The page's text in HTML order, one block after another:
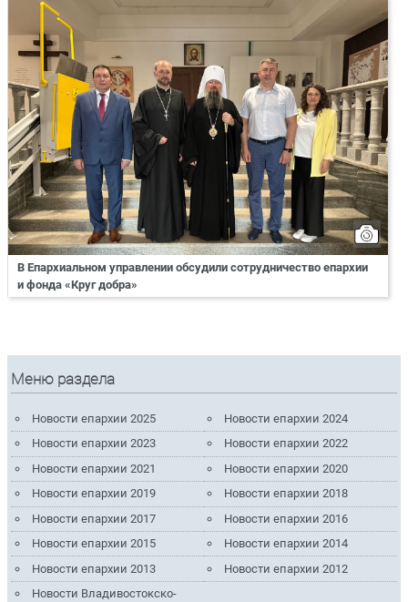
В Епархиальном управлении обсудили сотрудничество епархии
и фонда «Круг добра»
Меню раздела
Новости епархии 2025
Новости епархии 2024
Новости епархии 2023
Новости епархии 2022
Новости епархии 2021
Новости епархии 2020
Новости епархии 2019
Новости епархии 2018
Новости епархии 2017
Новости епархии 2016
Новости епархии 2015
Новости епархии 2014
Новости епархии 2013
Новости епархии 2012
Новости Владивостокско-